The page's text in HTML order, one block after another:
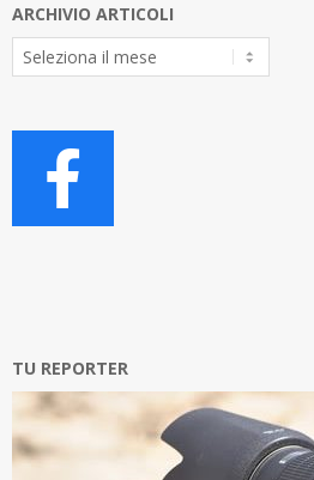
ARCHIVIO ARTICOLI
Archivio
Articoli
TU REPORTER